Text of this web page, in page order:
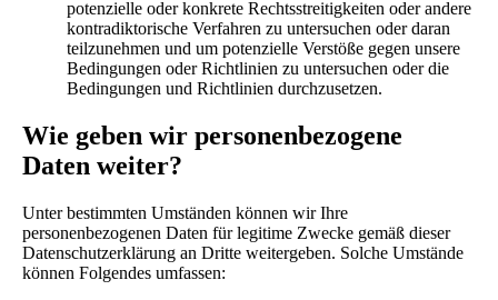
potenzielle oder konkrete Rechtsstreitigkeiten oder andere
kontradiktorische Verfahren zu untersuchen oder daran
teilzunehmen und um potenzielle Verstöße gegen unsere
Bedingungen oder Richtlinien zu untersuchen oder die
Bedingungen und Richtlinien durchzusetzen.
Wie geben wir personenbezogene
Daten weiter?
Unter bestimmten Umständen können wir Ihre
personenbezogenen Daten für legitime Zwecke gemäß dieser
Datenschutzerklärung an Dritte weitergeben. Solche Umstände
können Folgendes umfassen: